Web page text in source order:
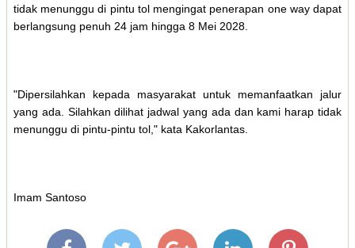
tidak menunggu di pintu tol mengingat penerapan one way dapat
berlangsung penuh 24 jam hingga 8 Mei 2028.
"Dipersilahkan kepada masyarakat untuk memanfaatkan jalur
yang ada. Silahkan dilihat jadwal yang ada dan kami harap tidak
menunggu di pintu-pintu tol," kata Kakorlantas.
Imam Santoso